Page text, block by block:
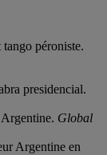
péroniste.
presidencial.
Global
Argentine en